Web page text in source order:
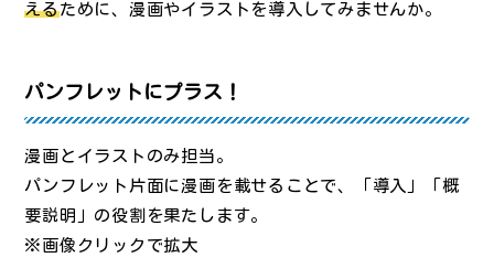
えるために、漫画やイラストを導入してみませんか。
パンフレットにプラス！
漫画とイラストのみ担当。
パンフレット片面に漫画を載せることで、「導入」「概
要説明」の役割を果たします。
※画像クリックで拡大